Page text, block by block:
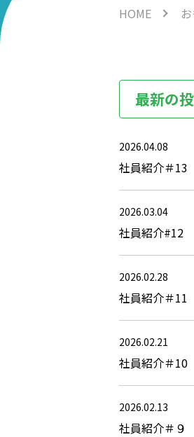
HOME
最新の
2026.04.08
社員紹介＃13
2026.03.04
社員紹介#12
2026.02.28
社員紹介＃11
2026.02.21
社員紹介＃10
2026.02.13
社員紹介＃９